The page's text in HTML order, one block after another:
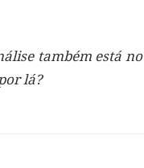
também está no
lá?